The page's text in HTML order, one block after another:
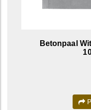
Betonpaal